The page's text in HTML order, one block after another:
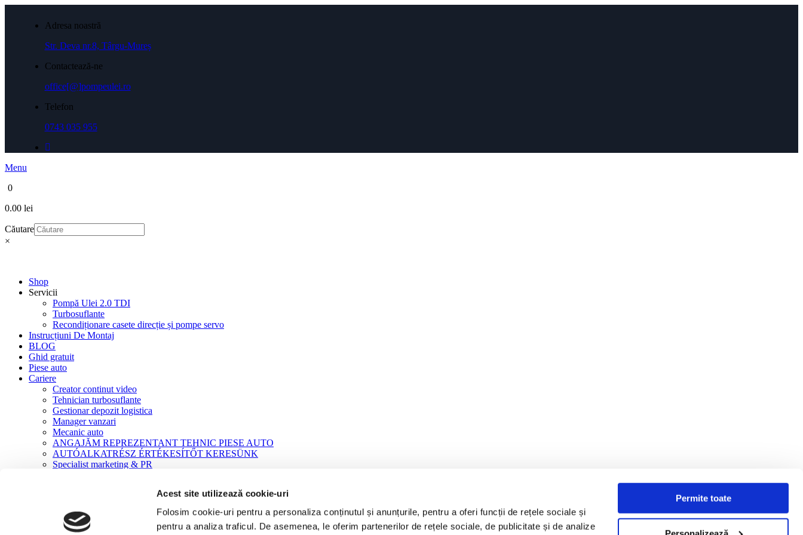
Acest site utilizează cookie-uri
Folosim cookie-uri pentru a personaliza conținutul și anunțurile, pentru a oferi funcții de rețele sociale și
pentru a analiza traficul. De asemenea, le oferim partenerilor de rețele sociale, de publicitate și de analize
Permite toate
Adresa noastră
Str. Deva nr.8, Târgu-Mureș
Contactează-ne
office[@]pompeulei.ro
Telefon
0743 035 955
Menu
0
0.00 lei
Căutare
×
Shop
Servicii
Pompă Ulei 2.0 TDI
Turbosuflante
Recondiționare casete direcție și pompe servo
Instrucțiuni De Montaj
BLOG
Ghid gratuit
Piese auto
Cariere
Creator continut video
Tehnician turbosuflante
Gestionar depozit logistica
Manager vanzari
Mecanic auto
ANGAJĂM REPREZENTANT TEHNIC PIESE AUTO
AUTÓALKATRÉSZ ÉRTÉKESÍTŐT KERESÜNK
Specialist marketing & PR
Turbosuflante NOI
Renault Maxter, Kerax MIDR-062045E